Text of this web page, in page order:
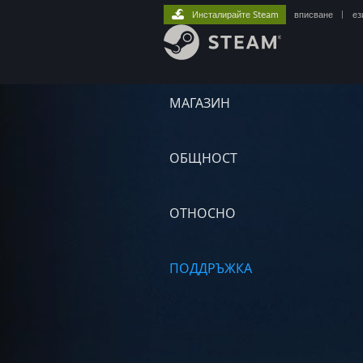
МАГАЗИН
ОБЩНОСТ
ОТНОСНО
ПОДДРЪЖКА
Инсталирайте Steam вписване